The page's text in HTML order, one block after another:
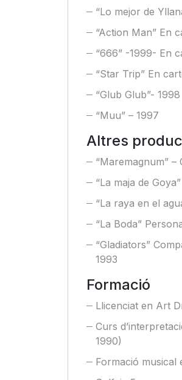
“Lo mejor de
“Action Man” En
“666” -1999- En
“Star Trip” En
“Glub Glub”- 1998
“Muu” – 1997
Altres
“Maremagnum” –
“La maja de
“La raya en el
“La Boda”
“Gladiators”
1993
Formació
Llicenciat en Art
Curs
1990)
Formació musical